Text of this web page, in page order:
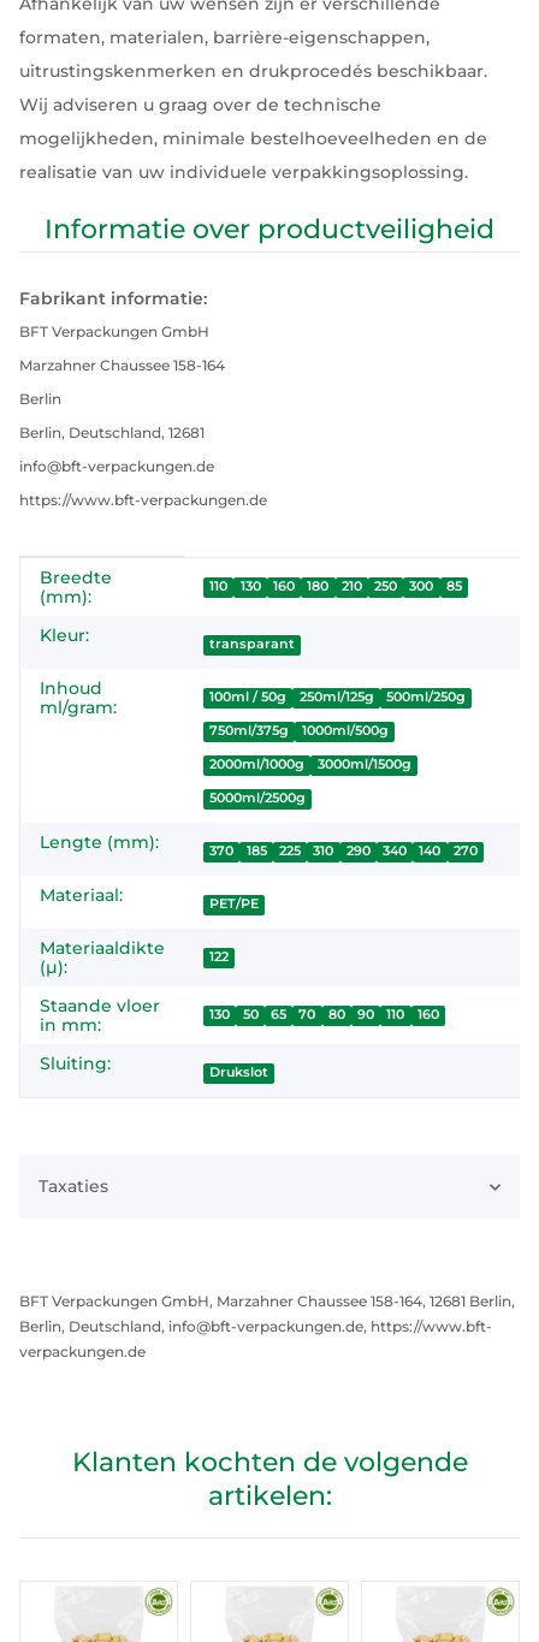
formaten, materialen, barrière-eigenschappen,
uitrustingskenmerken en drukprocedés beschikbaar.
Wij adviseren u graag over de technische
mogelijkheden, minimale bestelhoeveelheden en de
realisatie van uw individuele verpakkingsoplossing.
Informatie over productveiligheid
Fabrikant informatie:
BFT Verpackungen GmbH
Marzahner Chaussee 158-164
Berlin
Berlin, Deutschland, 12681
info@bft-verpackungen.de
https://www.bft-verpackungen.de
#productDetails.itemInformation#
#productDetails.itemValue#
Breedte
(mm):
110 130 160 180 210 250 300 85
Kleur: transparant
Inhoud
ml/gram:
100ml / 50g 250ml/125g 500ml/250g
750ml/375g 1000ml/500g
2000ml/1000g 3000ml/1500g
5000ml/2500g
Lengte (mm): 370 185 225 310 290 340 140 270
Materiaal: PET/PE
Materiaaldikte
(µ):
122
Staande vloer
in mm:
130 50 65 70 80 90 110 160
Sluiting: Drukslot
Taxaties
BFT Verpackungen GmbH, Marzahner Chaussee 158-164, 12681 Berlin,
Berlin, Deutschland, info@bft-verpackungen.de, https://www.bft-
verpackungen.de
Klanten kochten de volgende
artikelen: